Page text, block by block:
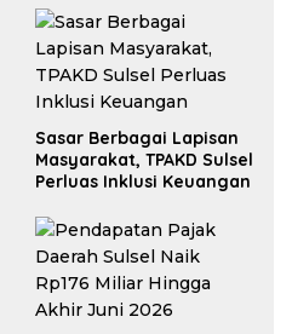
Sasar Berbagai Lapisan
Masyarakat, TPAKD Sulsel
Perluas Inklusi Keuangan